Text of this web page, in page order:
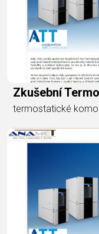
Zkušební
termostatické